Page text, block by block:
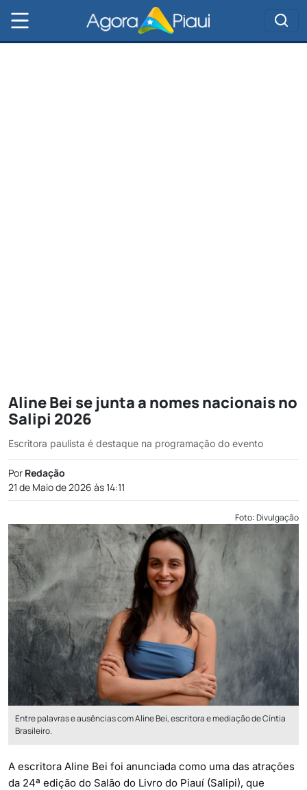
Aline Bei se junta a nomes nacionais no
Salipi 2026
Escritora paulista é destaque na programação do evento
Por Redação
21 de Maio de 2026 às 14:11
Foto: Divulgação
Entre palavras e ausências com Aline Bei, escritora e mediação de Cíntia
Brasileiro.
A escritora Aline Bei foi anunciada como uma das atrações
da 24ª edição do Salão do Livro do Piauí (Salipi), que